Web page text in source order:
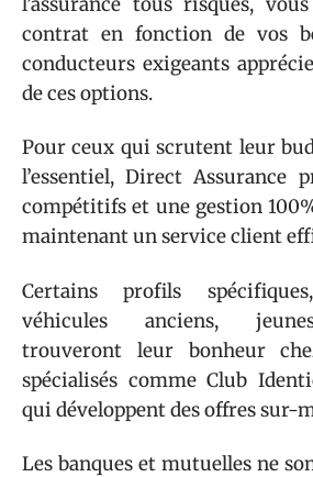
contrat en fonction de vos
conducteurs exigeants
de ces options.
Pour ceux qui scrutent leur
l’essentiel, Direct Assurance
compétitifs et une gestion
maintenant un service client
Certains profils
véhicules anciens,
trouveront leur bonheur
spécialisés comme Club
qui développent des offres sur-
Les banques et mutuelles ne